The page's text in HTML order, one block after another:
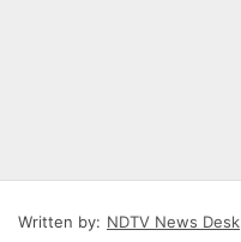
Written by: NDTV News Desk